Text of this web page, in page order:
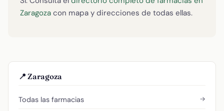
Zaragoza con mapa y direcciones de todas ellas.
📍 Zaragoza
Todas las farmacias →